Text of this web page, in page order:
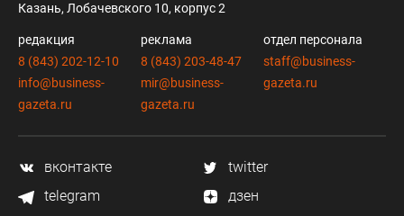
Казань, Лобачевского 10, корпус 2
редакция
8 (843) 202-12-10
info@business-
gazeta.ru
реклама
8 (843) 203-48-47
mir@business-
gazeta.ru
отдел персонала
staff@business-
gazeta.ru
вконтакте
twitter
telegram
дзен